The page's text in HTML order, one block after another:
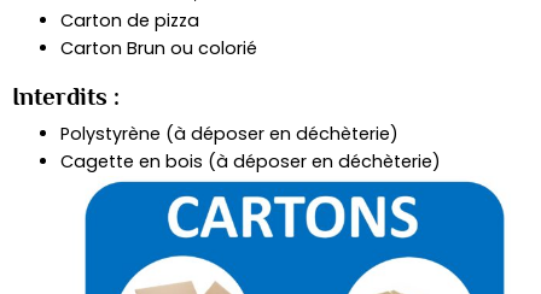
Carton de pizza
Carton Brun ou colorié
Interdits :
Polystyrène (à déposer en déchèterie)
Cagette en bois (à déposer en déchèterie)